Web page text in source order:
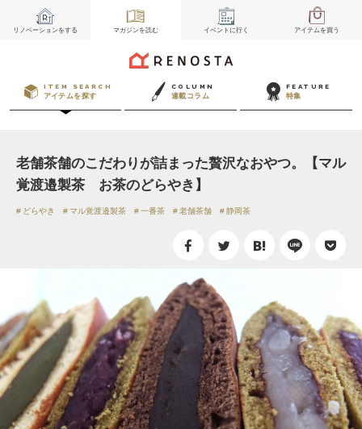
リノベーションをする マガジンを読む イベント に行く アイテムを買う
ITEM SEARCH
アイテムを探す
COLUMN
連載コラム
FEATURE
特集
老舗茶舗のこだわりが詰まった贅沢なおやつ。【マル
覚渡邉製茶 お茶のどらやき】
どらやき マル覚渡邉製茶 一番茶 老舗茶舗 静岡茶